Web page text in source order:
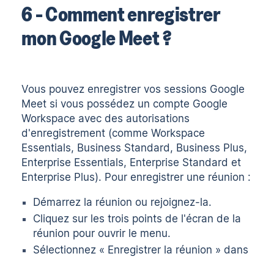
6 - Comment enregistrer
mon Google Meet ?
Vous pouvez enregistrer vos sessions Google
Meet si vous possédez un compte Google
Workspace avec des autorisations
d'enregistrement (comme Workspace
Essentials, Business Standard, Business Plus,
Enterprise Essentials, Enterprise Standard et
Enterprise Plus). Pour enregistrer une réunion :
Démarrez la réunion ou rejoignez-la.
Cliquez sur les trois points de l'écran de la
réunion pour ouvrir le menu.
Sélectionnez « Enregistrer la réunion » dans